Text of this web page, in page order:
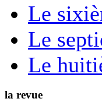
Le
Le
Le
la revue